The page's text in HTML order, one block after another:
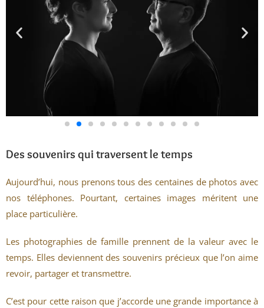
Des souvenirs qui traversent le temps
Aujourd’hui, nous prenons tous des centaines de photos avec
nos téléphones. Pourtant, certaines images méritent une
place particulière.
Les photographies de famille prennent de la valeur avec le
temps. Elles deviennent des souvenirs précieux que l’on aime
revoir, partager et transmettre.
C’est pour cette raison que j’accorde une grande importance à